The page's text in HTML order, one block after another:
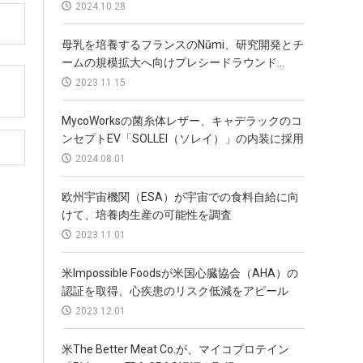
2024.10.28
母乳を培養するフランスのNūmi、研究開発とチ
ームの規模拡大へ向けプレシードラウンド...
2023.11.15
MycoWorksの菌糸体レザー、キャデラックのコ
ンセプトEV「SOLLEI（ソレイ）」の内装に採用
2024.08.01
欧州宇宙機関（ESA）が宇宙での食料自給に向
けて、培養肉生産の可能性を調査
2023.11.01
米Impossible Foodsが米国心臓協会（AHA）の
認証を取得、心疾患のリスク低減をアピール
2023.12.01
米The Better Meat Co.が、マイコプロテイン